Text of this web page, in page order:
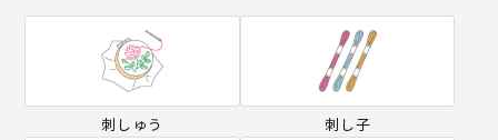
刺しゅう 刺し子